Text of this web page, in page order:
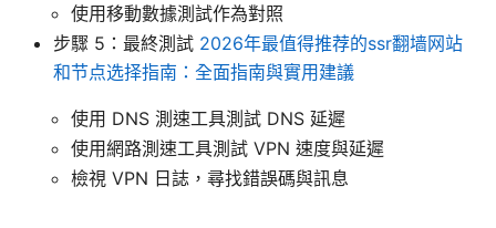
使用移動數據測試作為對照
步驟 5：最終測試 2026年最值得推荐的ssr翻墙网站
和节点选择指南：全面指南與實用建議
使用 DNS 測速工具測試 DNS 延遲
使用網路測速工具測試 VPN 速度與延遲
檢視 VPN 日誌，尋找錯誤碼與訊息